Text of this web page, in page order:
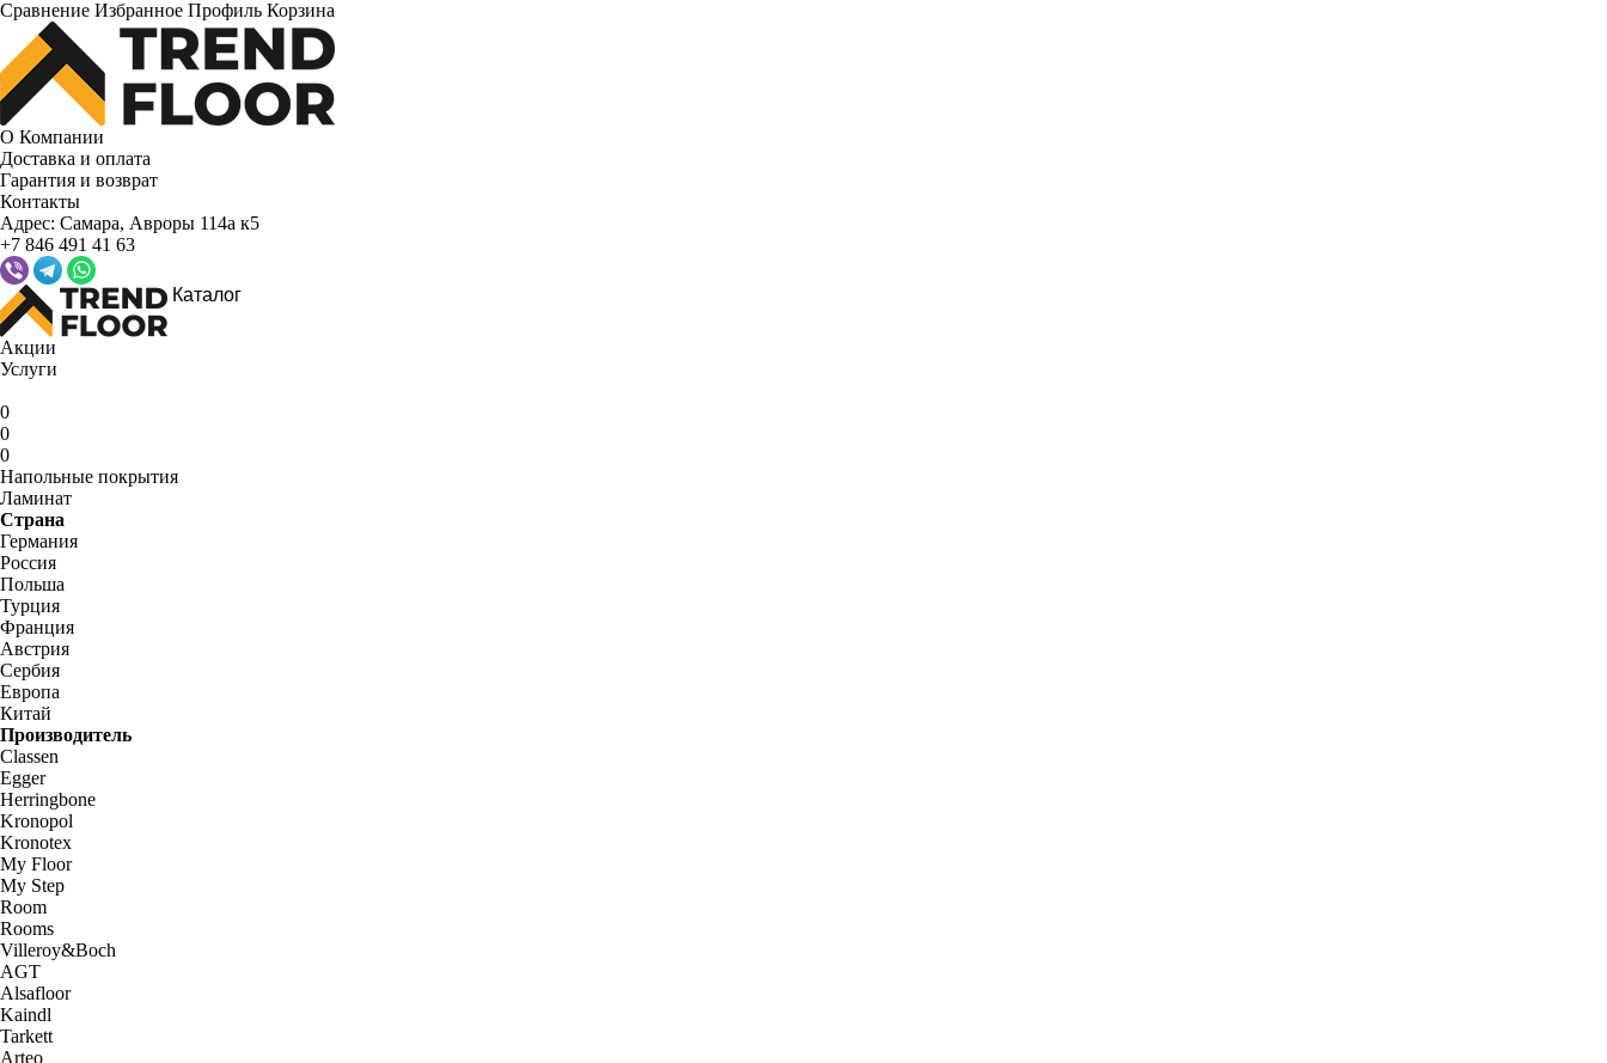
Сравнение Избранное Профиль Корзина
О Компании
Доставка и оплата
Гарантия и возврат
Контакты
Адрес: Самара, Авроры 114а к5
+7 846 491 41 63
Каталог
Акции
Услуги
0
0
0
Напольные покрытия
Ламинат
Страна
Германия
Россия
Польша
Турция
Франция
Австрия
Сербия
Европа
Китай
Производитель
Classen
Egger
Herringbone
Kronopol
Kronotex
My Floor
My Step
Room
Rooms
Villeroy&Boch
AGT
Alsafloor
Kaindl
Tarkett
Arteo